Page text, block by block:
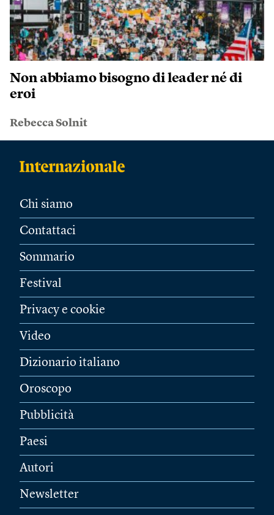
Non abbiamo bisogno di leader né di
eroi
Rebecca Solnit
Chi siamo
Contattaci
Sommario
Festival
Privacy e cookie
Video
Dizionario italiano
Oroscopo
Pubblicità
Paesi
Autori
Newsletter